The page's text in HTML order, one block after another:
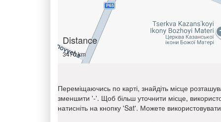
Distance
3470 km
Переміщаючись по карті, знайдіть місце
зменшити '-'. Щоб більш уточнити місце,
натисніть на кнопку 'Sat'. Можете